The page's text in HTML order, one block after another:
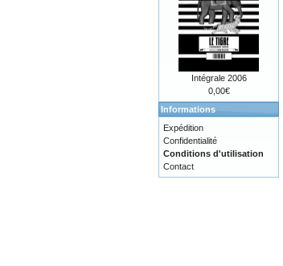
Intégrale 2006
0,00€
Informations
Expédition
Confidentialité
Conditions d'utilisation
Contact